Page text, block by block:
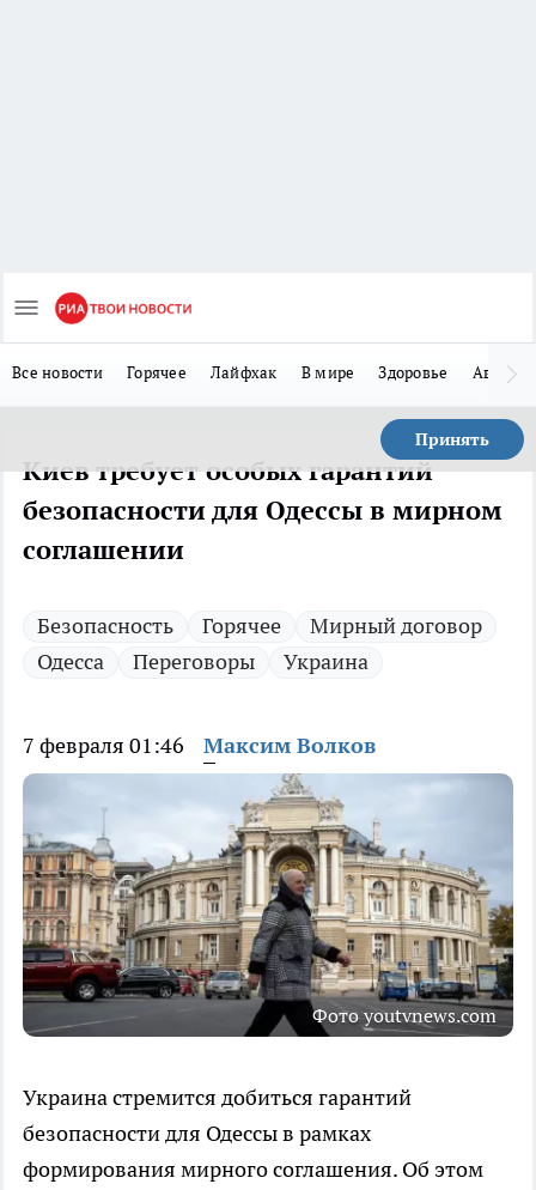
Все новости Горячее Лайфхак В мире Здоровье Авто
Принять
Киев требует особых гарантий
безопасности для Одессы в мирном
соглашении
Безопасность Горячее
Мирный договор
Одесса
Переговоры Украина
7 февраля 01:46 Максим Волков
Фото youtvnews.com
Украина стремится добиться гарантий
безопасности для Одессы в рамках
формирования мирного соглашения. Об этом